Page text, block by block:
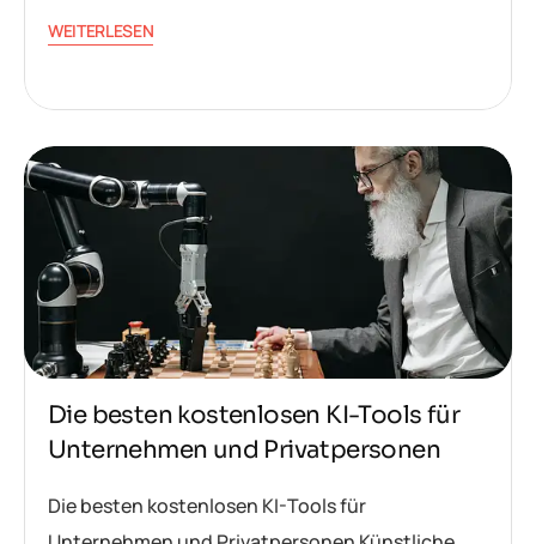
WEITERLESEN
Die besten kostenlosen KI-Tools für
Unternehmen und Privatpersonen
Die besten kostenlosen KI-Tools für